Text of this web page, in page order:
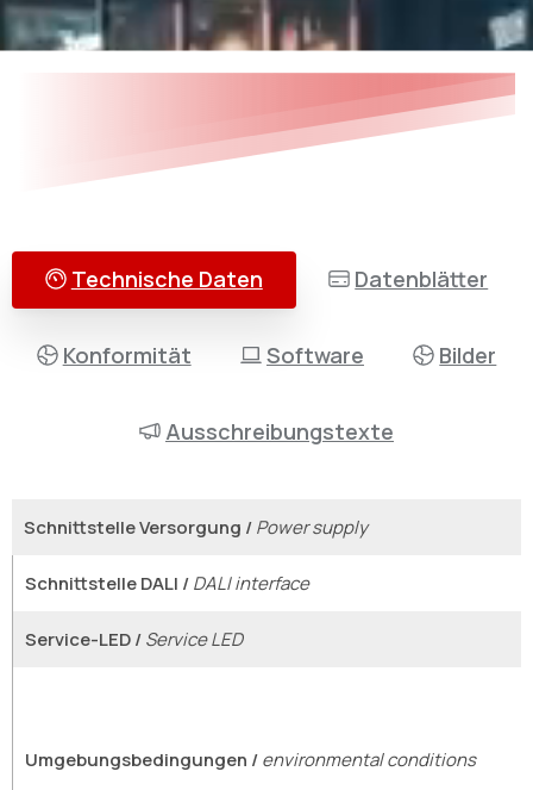
Technische Daten Datenblätter
Konformität Software Bilder
Ausschreibungstexte
Schnittstelle Versorgung /Power supply
Schnittstelle DALI /DALI interface
Service-LED /Service LED
Umgebungsbedingungen /environmental conditions